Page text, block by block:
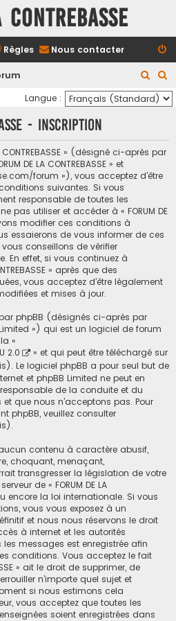
Règles Nous contacter
e
c
e
c
c
r
Langue :
- Inscription
» (désigné ci-après par
DE LA CONTREBASSE » et
forum »), vous acceptez d’être
suivantes. Si vous
responsable de toutes les
pas utiliser et accéder à « FORUM DE
modifier ces conditions à
essaierons de vous informer de ces
conseillons de vérifier
En effet, si vous continuez à
» après que des
vous acceptez d’être légalement
et mises à jour.
phpBB (désignés ci-après par
») qui est un logiciel de forum
«
2.0
» et qui peut être téléchargé sur
Le logiciel phpBB a pour seul but de
et phpBB Limited ne peut en
de la conduite et du
que nous n’acceptons pas. Pour
phpBB, veuillez consulter
contenu à caractère abusif,
choquant, menaçant,
transgresser la législation de votre
de « FORUM DE LA
encore la loi internationale. Si vous
vous vous exposez à un
et nous nous réservons le droit
à internet et les autorités
les messages est enregistrée afin
conditions. Vous acceptez le fait
» ait le droit de supprimer, de
n’importe quel sujet et
si nous estimons cela
vous acceptez que toutes les
soient enregistrées dans